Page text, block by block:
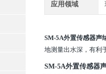
应用领域
SM-5A外置传感器声
地测量出水深，有利
SM-5A外置传感器